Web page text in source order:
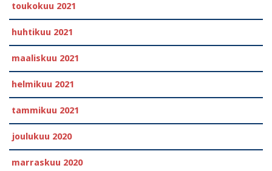
toukokuu 2021
huhtikuu 2021
maaliskuu 2021
helmikuu 2021
tammikuu 2021
joulukuu 2020
marraskuu 2020